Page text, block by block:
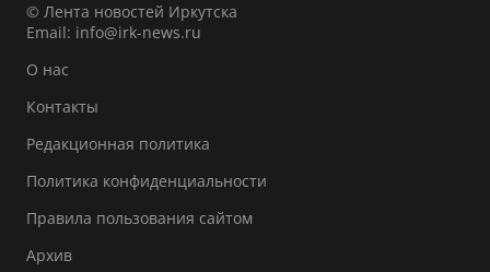
© Лента новостей Иркутска
Email: info@irk-news.ru
О нас
Контакты
Редакционная политика
Политика конфиденциальности
Правила пользования сайтом
Архив